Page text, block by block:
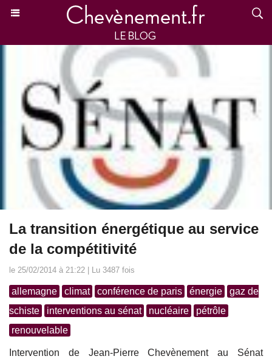
La transition énergétique au service
de la compétitivité
le 25/02/2014 à 21:22 | Lu 3487 fois
allemagne climat conférence de paris énergie
gaz de
schiste
interventions au sénat nucléaire
pétrôle
renouvelable
Intervention de Jean-Pierre Chevènement au Sénat